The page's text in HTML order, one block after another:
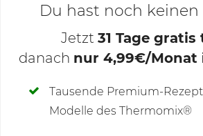
Deine Notizen
Du hast noch keinen
Jetzt 31 Tage gratis
danach nur 4,99€/Monat
Tausende Premium-
Modelle des Thermomix®